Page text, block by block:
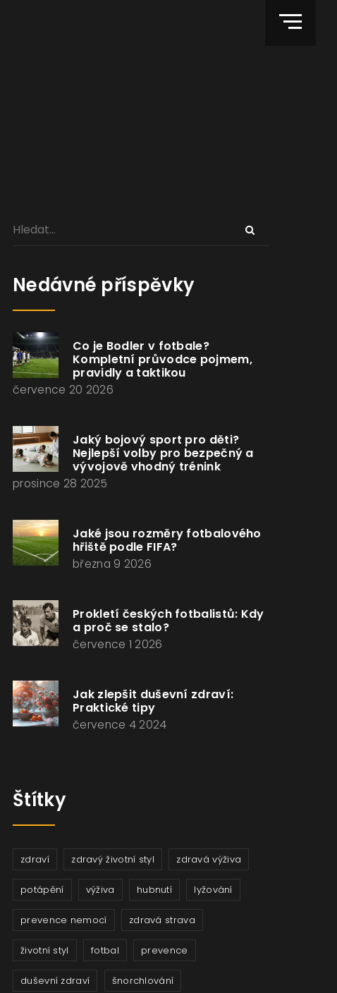
Nedávné příspěvky
Co je Bodler v fotbale?
Kompletní průvodce pojmem,
pravidly a taktikou
července 20 2026
Jaký bojový sport pro děti?
Nejlepší volby pro bezpečný a
vývojově vhodný trénink
prosince 28 2025
Jaké jsou rozměry fotbalového
hřiště podle FIFA?
března 9 2026
Prokletí českých fotbalistů: Kdy
a proč se stalo?
července 1 2026
Jak zlepšit duševní zdraví:
Praktické tipy
července 4 2024
Štítky
zdraví zdravý životní styl zdravá výživa
potápění výživa hubnutí lyžování
prevence nemocí zdravá strava
životní styl fotbal prevence
duševní zdraví šnorchlování